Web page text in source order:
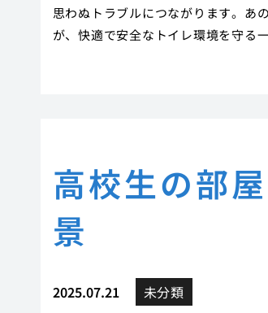
思わぬトラブルにつながります。あ
が、快適で安全なトイレ環境を守る
高校生の部
景
2025.07.21 未分類